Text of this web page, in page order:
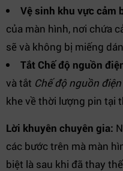
Vệ sinh khu vực cảm
của màn hình, nơi chứa
sẽ và không bị miếng
Tắt Chế độ nguồn
và tắt Chế độ nguồn
khe về thời lượng pin tại
Lời khuyên chuyên gia:
các bước trên mà màn
biệt là sau khi đã thay